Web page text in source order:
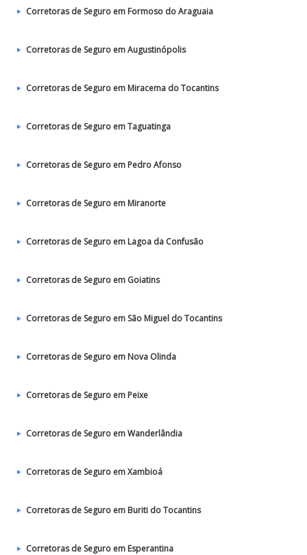
Corretoras de Seguro em Formoso do Araguaia
Corretoras de Seguro em Augustinópolis
Corretoras de Seguro em Miracema do Tocantins
Corretoras de Seguro em Taguatinga
Corretoras de Seguro em Pedro Afonso
Corretoras de Seguro em Miranorte
Corretoras de Seguro em Lagoa da Confusão
Corretoras de Seguro em Goiatins
Corretoras de Seguro em São Miguel do Tocantins
Corretoras de Seguro em Nova Olinda
Corretoras de Seguro em Peixe
Corretoras de Seguro em Wanderlândia
Corretoras de Seguro em Xambioá
Corretoras de Seguro em Buriti do Tocantins
Corretoras de Seguro em Esperantina